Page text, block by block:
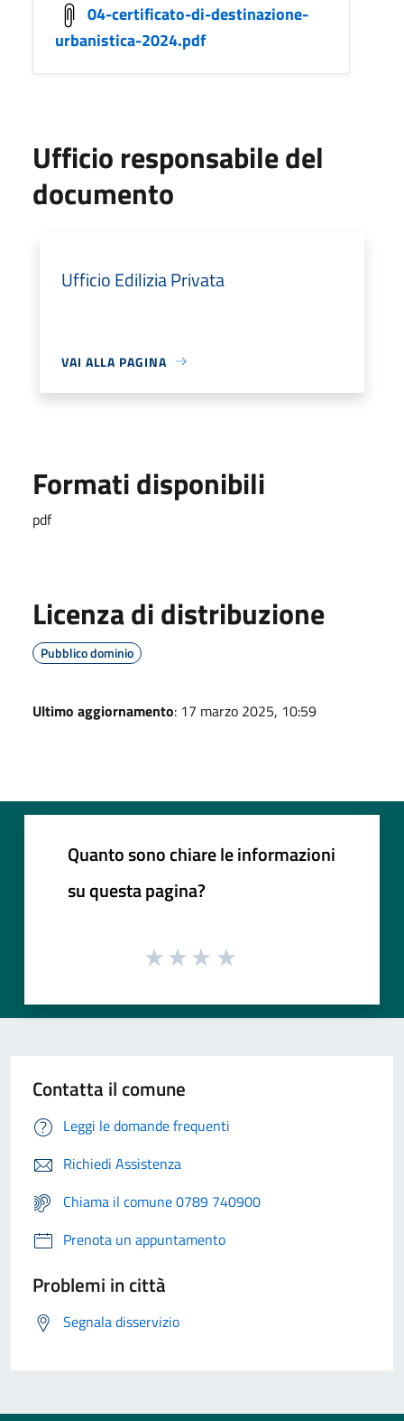
04-certificato-di-destinazione-
urbanistica-2024.pdf
Ufficio responsabile del
documento
Ufficio Edilizia Privata
VAI ALLA PAGINA
Formati disponibili
pdf
Licenza di distribuzione
Pubblico dominio
Ultimo aggiornamento: 17 marzo 2025, 10:59
Quanto sono chiare le informazioni
su questa pagina?
Contatta il comune
Leggi le domande frequenti
Richiedi Assistenza
Chiama il comune 0789 740900
Prenota un appuntamento
Problemi in città
Segnala disservizio